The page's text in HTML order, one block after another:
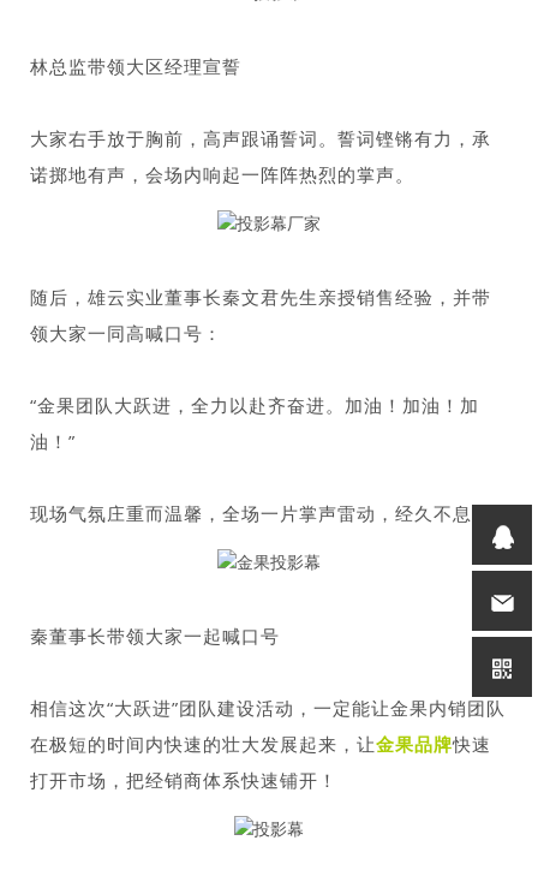
林总监带领大区经理宣誓
大家右手放于胸前，高声跟诵誓词。誓词铿锵有力，承
诺掷地有声，会场内响起一阵阵热烈的掌声。
随后，雄云实业董事长秦文君先生亲授销售经验，并带
领大家一同高喊口号：
“金果团队大跃进，全力以赴齐奋进。加油！加油！加
油！”
现场气氛庄重而温馨，全场一片掌声雷动，经久不息！
秦董事长带领大家一起喊口号
相信这次“大跃进”团队建设活动，一定能让金果内销团队
在极短的时间内快速的壮大发展起来，让金果品牌快速
打开市场，把经销商体系快速铺开！